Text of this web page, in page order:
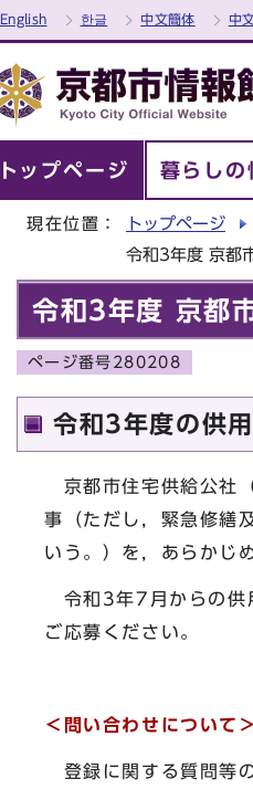
English 한글 中文簡体 中
トップページ 暮らしの
現在位置： トップページ
令和3年度 京都
令和3年度 京都
ページ番号280208
令和3年度の供
京都市住宅供給公社
事（ただし，緊急修繕
いう。）を，あらかじ
令和3年7月からの供
ご応募ください。
＜問い合わせについて＞
登録に関する質問等